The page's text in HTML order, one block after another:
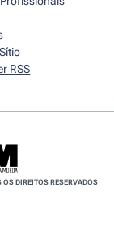
RSS
DIREITOS RESERVADOS